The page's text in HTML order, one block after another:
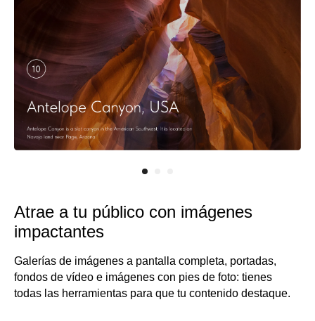
Atrae a tu público con imágenes
impactantes
Galerías de imágenes a pantalla completa, portadas,
fondos de vídeo e imágenes con pies de foto: tienes
todas las herramientas para que tu contenido destaque.